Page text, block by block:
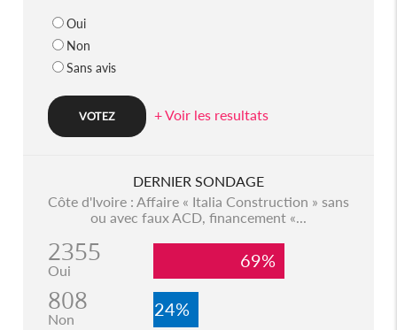
Oui
Non
Sans avis
+ Voir les resultats
DERNIER SONDAGE
Côte d'Ivoire : Affaire « Italia Construction » sans
ou avec faux ACD, financement «...
2355
Oui 69%
808
Non 24%